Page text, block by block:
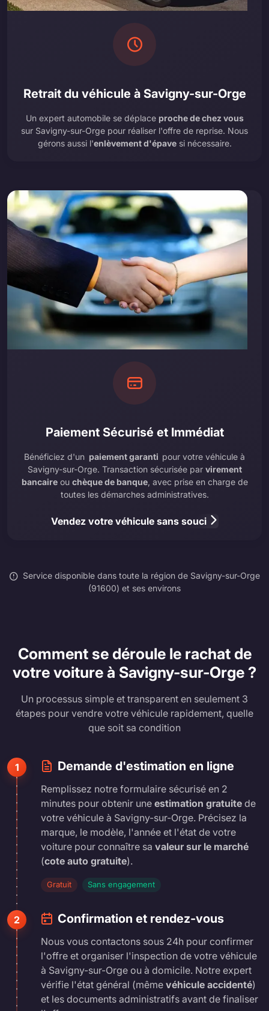
Retrait du véhicule à Savigny-sur-Orge
Un expert automobile se déplace proche de chez vous
sur Savigny-sur-Orge pour réaliser l'offre de reprise. Nous
gérons aussi l'enlèvement d'épavesi nécessaire.
Paiement Sécurisé et Immédiat
Bénéficiez d'un paiement garanti pour votre véhicule à
Savigny-sur-Orge. Transaction sécurisée par virement
bancaireou chèque de banque, avec prise en charge de
toutes les démarches administratives.
Vendez votre véhicule sans souci
Service disponible dans toute la région de Savigny-sur-Orge
(91600) et ses environs
Comment se déroule le rachat de
votre voiture à Savigny-sur-Orge ?
Un processus simple et transparent en seulement 3
étapes pour vendre votre véhicule rapidement, quelle
que soit sa condition
1 Demande d'estimation en ligne
Remplissez notre formulaire sécurisé en 2
minutes pour obtenir une estimation gratuite de
votre véhicule à Savigny-sur-Orge. Précisez la
marque, le modèle, l'année et l'état de votre
voiture pour connaître sa valeur sur le marché
(cote auto gratuite).
Gratuit Sans engagement
2 Confirmation et rendez-vous
Nous vous contactons sous 24h pour confirmer
l'offre et organiser l'inspection de votre véhicule
à Savigny-sur-Orge ou à domicile. Notre expert
vérifie l'état général (même véhicule accidenté)
et les documents administratifs avant de finaliser